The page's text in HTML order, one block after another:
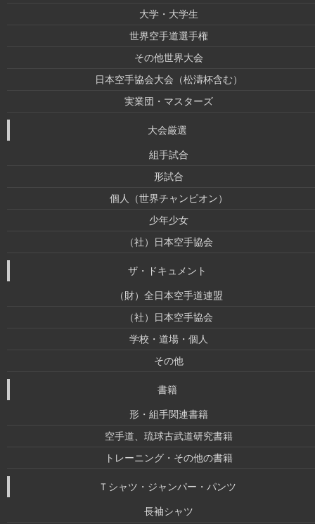
大学・大学生
世界空手道選手権
その他世界大会
日本空手協会大会（松濤杯含む）
実業団・マスターズ
大会厳選
組手試合
形試合
個人（世界チャンピオン）
少年少女
（社）日本空手協会
ザ・ドキュメント
（財）全日本空手道連盟
（社）日本空手協会
学校・道場・個人
その他
書籍
形・組手関連書籍
空手道、琉球古武道研究書籍
トレーニング・その他の書籍
Ｔシャツ・ジャンパー・パンツ
長袖シャツ